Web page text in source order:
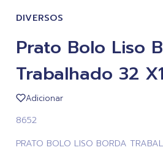
DIVERSOS
Prato Bolo Liso
Trabalhado 32
Adicionar
8652
PRATO BOLO LISO BORDA